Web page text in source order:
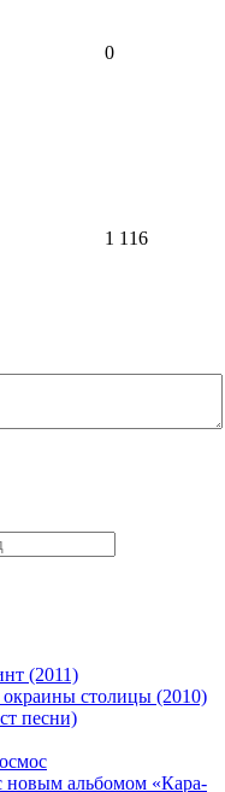
0
1 116
(2011)
столицы (2010)
песни)
новым альбомом «Кара-